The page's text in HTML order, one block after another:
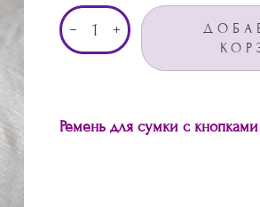
Ремень для сумки с кнопками